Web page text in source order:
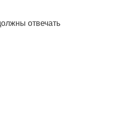
отвечать